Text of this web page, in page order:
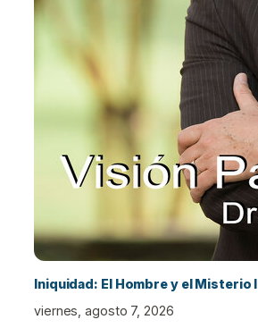
Iniquidad: El Hombre y el Misterio I
viernes, agosto 7, 2026